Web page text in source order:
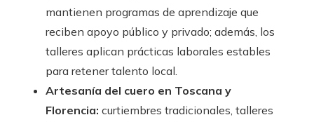
mantienen programas de aprendizaje que
reciben apoyo público y privado; además, los
talleres aplican prácticas laborales estables
para retener talento local.
Artesanía del cuero en Toscana y
Florencia: curtiembres tradicionales, talleres